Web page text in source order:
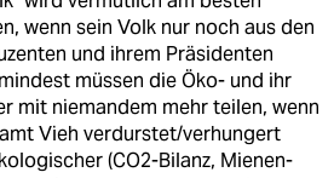
wenn sein Volk nur noch aus den
und ihrem Präsidenten
müssen die Öko- und ihr
mit niemandem mehr teilen, wenn
Vieh verdurstet/verhungert
(CO2-Bilanz, Mienen-